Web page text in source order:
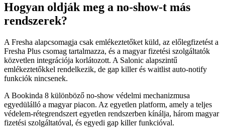
Hogyan oldják meg a no-show-t más
rendszerek?
A Fresha alapcsomagja csak emlékeztetőket küld, az előlegfizetést a
Fresha Plus csomag tartalmazza, és a magyar fizetési szolgáltatók
közvetlen integrációja korlátozott. A Salonic alapszintű
emlékeztetőkkel rendelkezik, de gap killer és waitlist auto-notify
funkciók nincsenek.
A Bookinda 8 különböző no-show védelmi mechanizmusa
egyedülálló a magyar piacon. Az egyetlen platform, amely a teljes
védelem-rétegrendszert egyetlen rendszerben kínálja, három magyar
fizetési szolgáltatóval, és egyedi gap killer funkcióval.